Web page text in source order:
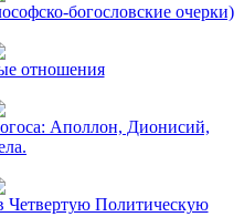
богословские очерки)
отношения
Аполлон, Дионисий,
Четвертую Политическую